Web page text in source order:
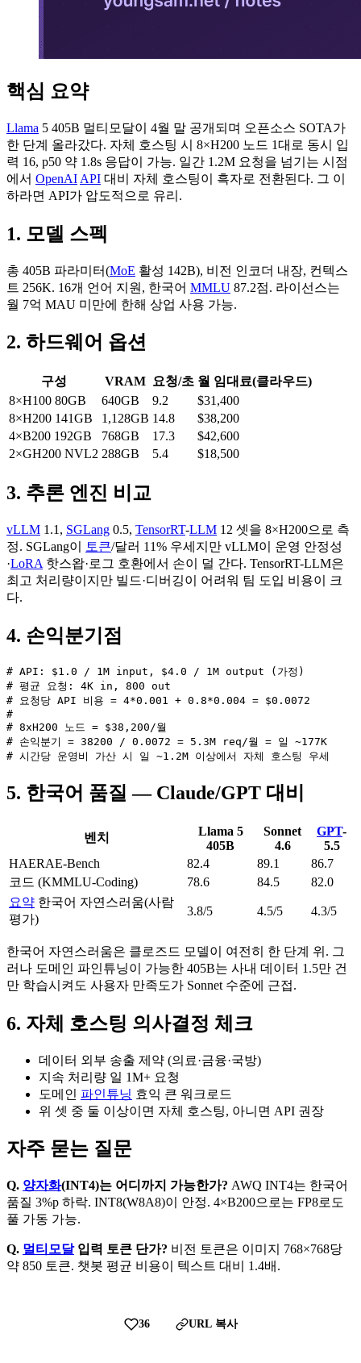
핵심 요약
Llama 5 405B 멀티모달이 4월 말 공개되며 오픈소스 SOTA가
한 단계 올라갔다. 자체 호스팅 시 8×H200 노드 1대로 동시 입
력 16, p50 약 1.8s 응답이 가능. 일간 1.2M 요청을 넘기는 시점
에서 OpenAI API 대비 자체 호스팅이 흑자로 전환된다. 그 이
하라면 API가 압도적으로 유리.
1. 모델 스펙
총 405B 파라미터(MoE 활성 142B), 비전 인코더 내장, 컨텍스
트 256K. 16개 언어 지원, 한국어 MMLU 87.2점. 라이선스는
월 7억 MAU 미만에 한해 상업 사용 가능.
2. 하드웨어 옵션
구성 VRAM 요청/초 월 임대료(클라우드)
8×H100 80GB
640GB 9.2
$31,400
8×H200 141GB
1,128GB 14.8
$38,200
4×B200 192GB
768GB 17.3
$42,600
2×GH200 NVL2 288GB 5.4 $18,500
3. 추론 엔진 비교
vLLM 1.1, SGLang 0.5, TensorRT-LLM 12 셋을 8×H200으로 측
정. SGLang이
토큰/달러 11% 우세지만 vLLM이 운영 안정성
·LoRA 핫스왑·로그 호환에서 손이 덜 간다. TensorRT-LLM은
최고 처리량이지만 빌드·디버깅이 어려워 팀 도입 비용이 크
다.
4. 손익분기점
# API: $1.0 / 1M input, $4.0 / 1M output (가정)
# 평균 요청: 4K in, 800 out
# 요청당 API 비용 = 4*0.001 + 0.8*0.004 = $0.0072
#
# 8xH200 노드 = $38,200/월
# 손익분기 = 38200 / 0.0072 = 5.3M req/월 = 일 ~177K
# 시간당 운영비 가산 시 일 ~1.2M 이상에서 자체 호스팅 우세
5. 한국어 품질 — Claude/GPT 대비
벤치
Llama 5
405B
Sonnet
4.6
GPT-
5.5
HAERAE-Bench
82.4 89.1
86.7
코드 (KMMLU-Coding)
78.6 84.5
82.0
요약 한국어 자연스러움(사람
평가)
3.8/5 4.5/5 4.3/5
한국어 자연스러움은 클로즈드 모델이 여전히 한 단계 위. 그
러나 도메인 파인튜닝이 가능한 405B는 사내 데이터 1.5만 건
만 학습시켜도 사용자 만족도가 Sonnet 수준에 근접.
6. 자체 호스팅 의사결정 체크
데이터 외부 송출 제약 (의료·금융·국방)
지속 처리량 일 1M+ 요청
도메인 파인튜닝 효익 큰 워크로드
위 셋 중 둘 이상이면 자체 호스팅, 아니면 API 권장
자주 묻는 질문
Q. 양자화(INT4)는 어디까지 가능한가? AWQ INT4는 한국어
품질 3%p 하락. INT8(W8A8)이 안정. 4×B200으로는 FP8로도
풀 가동 가능.
Q. 멀티모달입력 토큰 단가? 비전 토큰은 이미지 768×768당
약 850 토큰. 챗봇 평균 비용이 텍스트 대비 1.4배.
36 URL 복사